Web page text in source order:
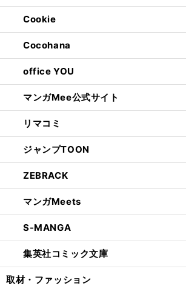
Cookie
Cocohana
office YOU
マンガMee公式サイト
リマコミ
ジャンプTOON
ZEBRACK
マンガMeets
S-MANGA
集英社コミック文庫
取材・ファッション